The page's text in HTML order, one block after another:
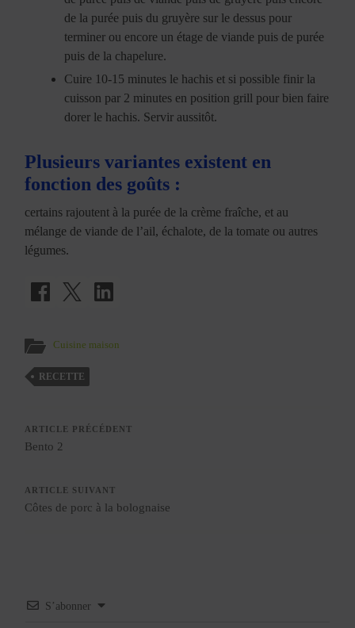
de la purée puis du gruyère sur le dessus pour
terminer ou encore un étage de viande puis de purée
puis de la chapelure.
Cuire 10-15 minutes le hachis et si possible finir la
cuisson par 2 minutes en position grill pour bien faire
dorer le hachis. Servir aussitôt.
Plusieurs variantes existent en
fonction des goûts :
certains rajoutent à la purée de la crème fraîche, et au
mélange de viande de l’ail, échalote, de la tomate ou autres
légumes.
Cuisine maison
RECETTE
ARTICLE PRÉCÉDENT
Bento 2
ARTICLE SUIVANT
Côtes de porc à la bolognaise
S’abonner